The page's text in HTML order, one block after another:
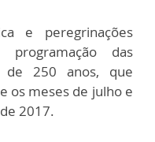
e peregrinações
das
de 250 anos, que
os meses de julho e
2017.